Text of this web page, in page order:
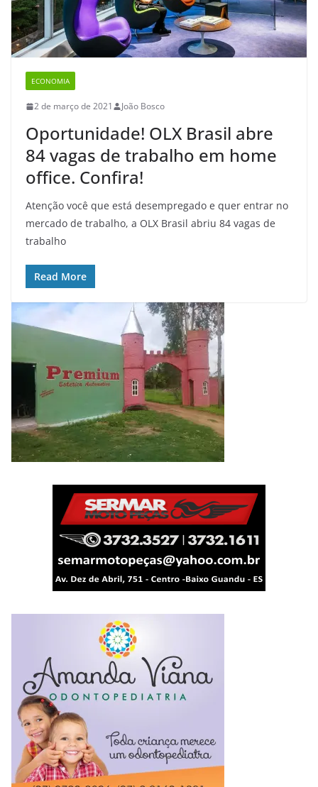
ECONOMIA
2 de março de 2021 João Bosco
Oportunidade! OLX Brasil abre
84 vagas de trabalho em home
office. Confira!
Atenção você que está desempregado e quer entrar no
mercado de trabalho, a OLX Brasil abriu 84 vagas de
trabalho
Read More